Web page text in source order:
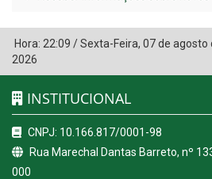
Hora: 22:09 /Sexta-Feira, 07 de agosto
2026
INSTITUCIONAL
CNPJ: 10.166.817/0001-98
Rua Marechal Dantas Barreto, nº
000